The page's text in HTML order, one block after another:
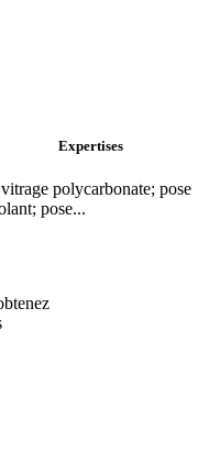
Expertises
polycarbonate; pose
pose...